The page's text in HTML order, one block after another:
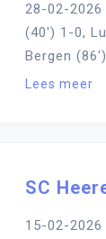
28-02-
(40′) 1-0,
Bergen
Lees meer
SC
15-02-2026